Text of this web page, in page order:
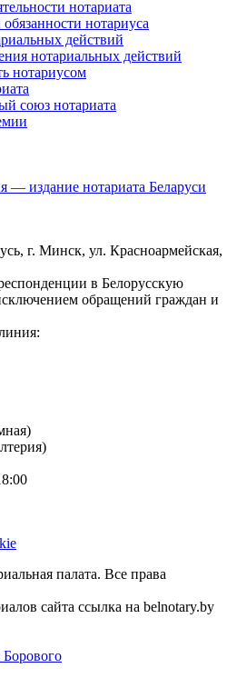
нотариата
нотариуса
действий
нотариальных действий
нотариусом
союз нотариата
— издание нотариата Беларуси
г. Минск, ул. Красноармейская,
в Белорусскую
обращений граждан и
палата. Все права
сайта ссылка на belnotary.by